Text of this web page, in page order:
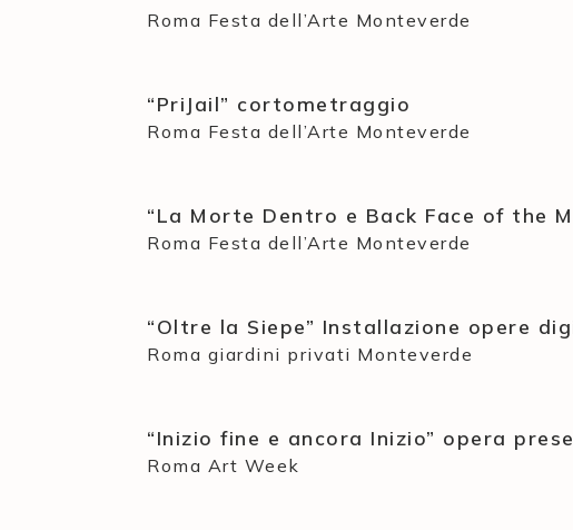
Roma Festa dell’Arte Monteverde
“PriJail” cortometraggio
Roma Festa dell’Arte Monteverde
“La Morte Dentro e Back Face of the
Roma Festa dell’Arte Monteverde
“Oltre la Siepe” Installazione opere
Roma giardini privati Monteverde
“Inizio fine e ancora Inizio” opera
Roma Art Week